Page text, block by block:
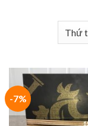
-7%